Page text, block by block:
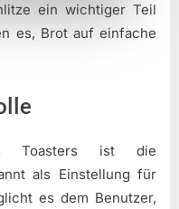
ein wichtiger Teil
es, Brot auf einfache
Toasters ist die
als Einstellung für
es dem Benutzer,